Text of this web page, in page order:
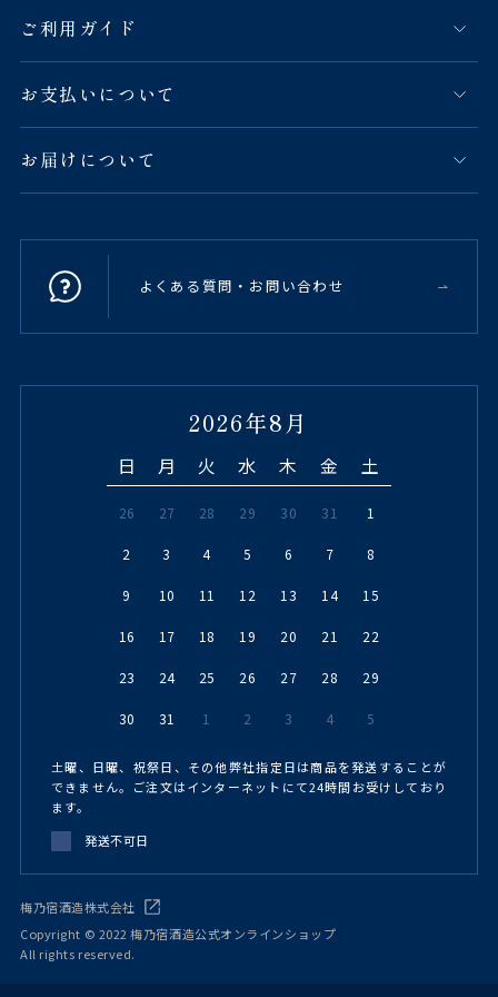
ご利用ガイド
お支払いについて
お届けについて
よくある質問・お問い合わせ
2026年8月
日 月 火 水 木 金 土
26 27 28 29 30 31 1
2 3 4 5 6 7 8
9 10 11 12 13 14 15
16 17 18 19 20 21 22
23 24 25 26 27 28 29
30 31 1 2 3 4 5
土曜、日曜、祝祭日、その他弊社指定日は商品を発送することが
できません。ご注文はインターネットにて24時間お受けしており
ます。
発送不可日
梅乃宿酒造株式会社
Copyright © 2022 梅乃宿酒造公式オンラインショップ
All rights reserved.